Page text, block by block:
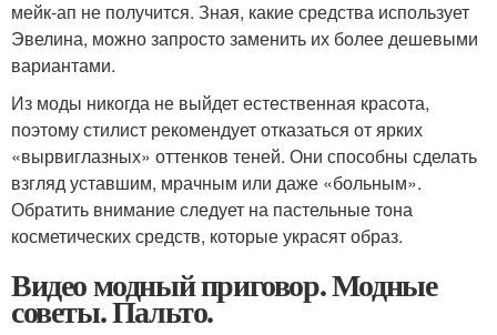
мейк-ап не получится. Зная, какие средства использует
Эвелина, можно запросто заменить их более дешевыми
вариантами.
Из моды никогда не выйдет естественная красота,
поэтому стилист рекомендует отказаться от ярких
«вырвиглазных» оттенков теней. Они способны сделать
взгляд уставшим, мрачным или даже «больным».
Обратить внимание следует на пастельные тона
косметических средств, которые украсят образ.
Видео модный приговор. Модные
советы. Пальто.